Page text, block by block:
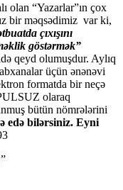
olan “Yazarlar”ın çox
bir məqsədimiz var ki,
çıxışını
göstәrmәk”
qeyd olumuşdur. Aylıq
üçün ənənəvi
formatda bir neçə
olaraq
bütün nömrələrini
edə bilərsiniz. Eyni